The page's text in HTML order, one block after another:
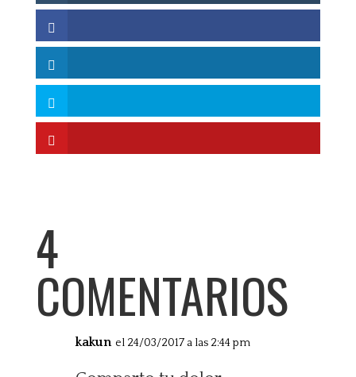
4
COMENTARIOS
kakun el 24/03/2017 a las 2:44 pm